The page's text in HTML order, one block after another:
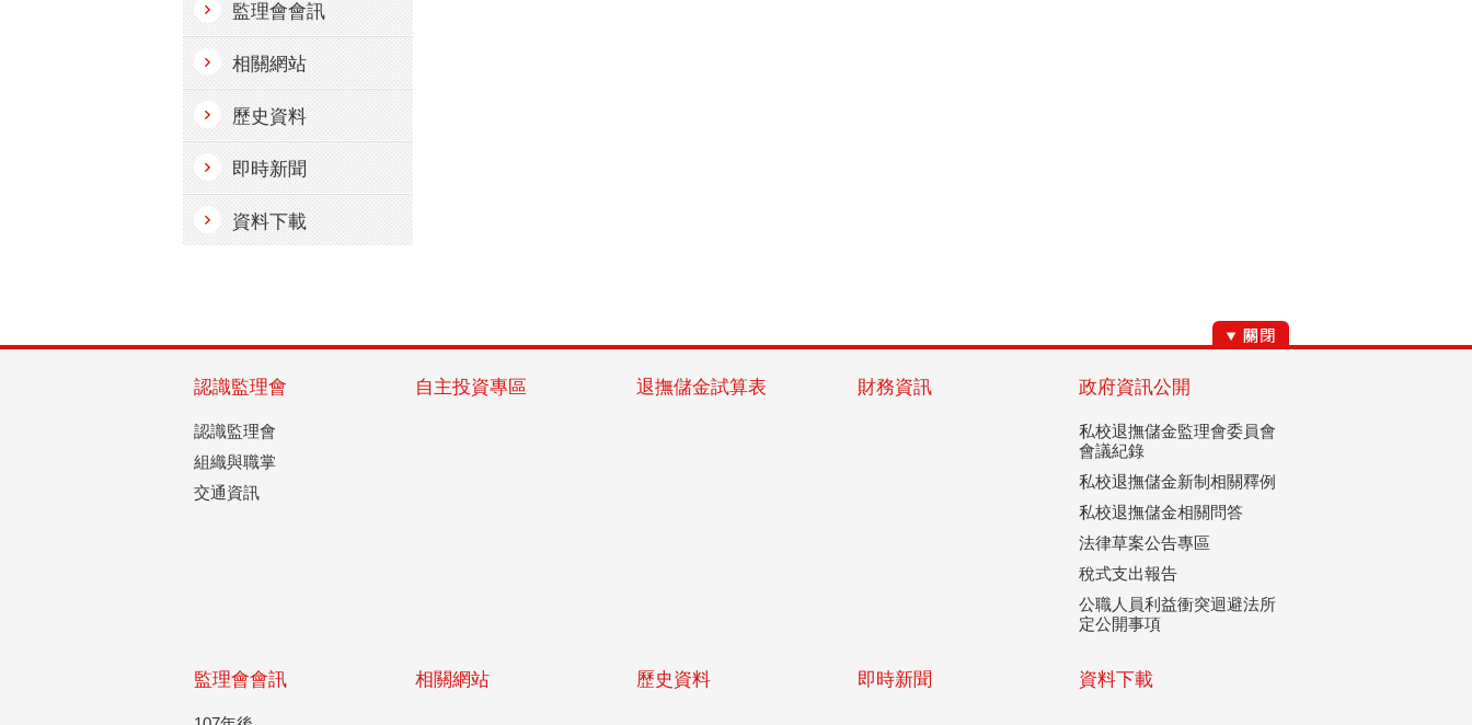
監理會會訊
相關網站
歷史資料
即時新聞
資料下載
認識監理會
認識監理會
組織與職掌
交通資訊
自主投資專區 退撫儲金試算表 財務資訊 政府資訊公開
私校退撫儲金監理會委員會
會議紀錄
私校退撫儲金新制相關釋例
私校退撫儲金相關問答
法律草案公告專區
稅式支出報告
公職人員利益衝突迴避法所
定公開事項
監理會會訊 相關網站 歷史資料 即時新聞 資料下載